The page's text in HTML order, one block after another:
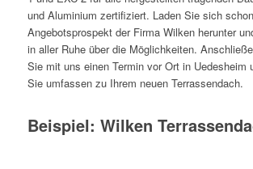
und Aluminium zertifiziert. Laden Sie sich
Angebotsprospekt der Firma Wilken herunter
in aller Ruhe über die Möglichkeiten.
Sie mit uns einen Termin vor Ort in Uedesheim
Sie umfassen zu Ihrem neuen Terrassendach.
Beispiel: Wilken